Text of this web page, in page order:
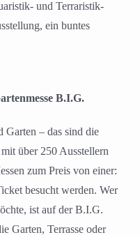
und Terraristik-
ein buntes
B.I.G.
– das sind die
über 250 Ausstellern
zum Preis von einer:
besucht werden. Wer
ist auf der B.I.G.
Garten, Terrasse oder